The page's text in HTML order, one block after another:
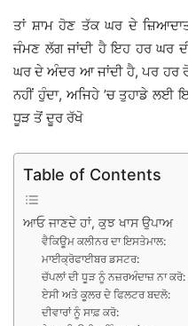
ਤਾਂ ਸ਼ਾਮ ਹੋਣ ਤੱਕ ਘਰ ਦੇ
ਜੰਮਣ ਲੱਗ ਜਾਂਦੀ ਹੈ ਇਹ ਹਰ ਘਰ
ਘਰ ਦੇ ਅੰਦਰ ਆ ਜਾਂਦੀ ਹੈ, ਪਰ ਹਰ
ਨਹੀਂ ਹੁੰਦਾ, ਅਜਿਹੇ ’ਚ ਤੁਹਾਡੇ
ਧੂੜ ਤੋਂ ਦੂਰ ਰੱਖੋ
Table of Contents
ਆਓ ਜਾਣਦੇ ਹਾਂ, ਕੁਝ ਖਾਸ ਉਪਾਅ
ਵੈਕਿਊਮ ਕਲੀਨਰ ਦਾ ਇਸਤੇਮਾਲ:
ਮਾਈਕ੍ਰੋਫਾਈਬਰ ਡਸਟਰ:
ਚੱਪਲਾਂ ਦੀ ਧੂੜ ਨੂੰ ਨਜ਼ਰਅੰਦਾਜ਼ ਨਾ ਕਰੋ:
ਏਸੀ ਅਤੇ ਕੂਲਰ ਦੇ ਫਿਲਟਰ ਬਦਲੋ:
ਦੀਵਾਰਾਂ ਨੂੰ ਸਾਫ਼ ਕਰੋ: